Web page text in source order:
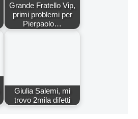
Grande Fratello Vip,
primi problemi per
Pierpaolo…
Giulia Salemi, mi
trovo 2mila difetti